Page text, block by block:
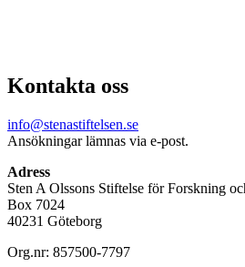
Kontakta oss
info@stenastiftelsen.se
Ansökningar lämnas via e-post.
Adress
Sten A Olssons Stiftelse för Forskning
Box 7024
40231 Göteborg
Org.nr: 857500-7797